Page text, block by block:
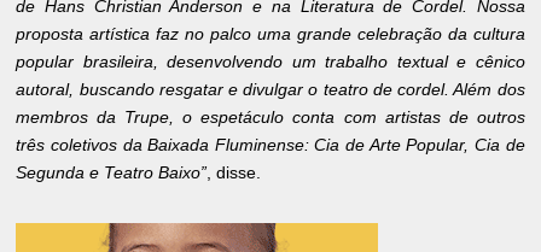
de Hans Christian Anderson e na Literatura de Cordel. Nossa
proposta artística faz no palco uma grande celebração da cultura
popular brasileira, desenvolvendo um trabalho textual e cênico
autoral, buscando resgatar e divulgar o teatro de cordel. Além dos
membros da Trupe, o espetáculo conta com artistas de outros
três coletivos da Baixada Fluminense: Cia de Arte Popular, Cia de
Segunda e Teatro Baixo” , disse.